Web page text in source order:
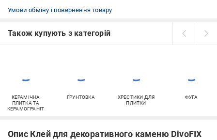
Умови обміну і повернення товару
Також купують з категорій
КЕРАМІЧНА
ПЛИТКА ТА
КЕРАМОГРАНІТ
ҐРУНТОВКА
ХРЕСТИКИ ДЛЯ
ПЛИТКИ
ФУГА
Опис Клей для декоративного каменю DivoFIX